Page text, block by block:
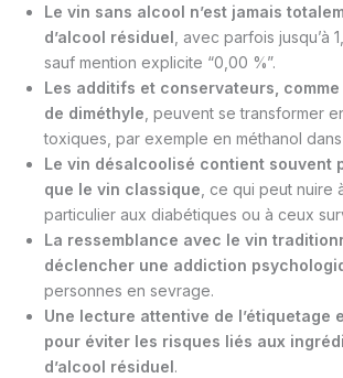
Le vin sans alcool n’est jamais
d’alcool résiduel , avec parfois jusqu’à
sauf mention explicite “0,00 %”.
Les additifs et conservateurs,
de diméthyle , peuvent se transformer
toxiques, par exemple en méthanol dans
Le vin désalcoolisé contient souvent
que le vin classique , ce qui peut nuire
particulier aux diabétiques ou à ceux
La ressemblance avec le vin
déclencher une addiction
personnes en sevrage.
Une lecture attentive de l’étiquetage
pour éviter les risques liés aux
d’alcool résiduel.